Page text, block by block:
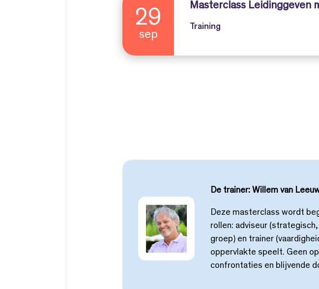
29
sep
Masterclass Leidinggeven
Training
De trainer: Willem van
Deze masterclass wordt
rollen: adviseur
groep) en trainer
oppervlakte speelt. Geen
confrontaties en blijvende